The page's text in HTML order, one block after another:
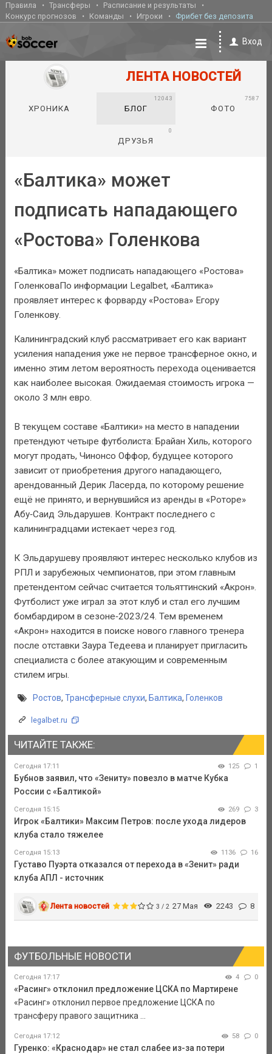
Правила Трансферы
Расписание и результаты
Конкурс прогнозов
Команды Игроки Фрибет без депозита
Вход
ЛЕНТА НОВОСТЕЙ
ХРОНИКА БЛОГ
12043
ФОТО
7587
ДРУЗЬЯ
0
«Балтика» может
подписать нападающего
«Ростова» Голенкова
«Балтика» может подписать нападающего «Ростова»
ГоленковаПо информации Legalbet, «Балтика»
проявляет интерес к форварду «Ростова» Егору
Голенкову.
Калининградский клуб рассматривает его как вариант
усиления нападения уже не первое трансферное окно, и
именно этим летом вероятность перехода оценивается
как наиболее высокая. Ожидаемая стоимость игрока —
около 3 млн евро.
В текущем составе «Балтики» на место в нападении
претендуют четыре футболиста: Брайан Хиль, которого
могут продать, Чинонсо Оффор, будущее которого
зависит от приобретения другого нападающего,
арендованный Дерик Ласерда, по которому решение
ещё не принято, и вернувшийся из аренды в «Роторе»
Абу‑Саид Эльдарушев. Контракт последнего с
калининградцами истекает через год.
К Эльдарушеву проявляют интерес несколько клубов из
РПЛ и зарубежных чемпионатов, при этом главным
претендентом сейчас считается тольяттинский «Акрон».
Футболист уже играл за этот клуб и стал его лучшим
бомбардиром в сезоне‑2023/24. Тем временем
«Акрон» находится в поиске нового главного тренера
после отставки Заура Тедеева и планирует пригласить
специалиста с более атакующим и современным
стилем игры.
Ростов, Трансферные слухи, Балтика, Голенков
legalbet.ru
ЧИТАЙТЕ ТАКЖЕ:
Сегодня 17:11 125 1
Бубнов заявил, что «Зениту» повезло в матче Кубка
России с «Балтикой»
Сегодня 15:15 269 3
Игрок «Балтики» Максим Петров: после ухода лидеров
клуба стало тяжелее
Сегодня 15:13 1136 16
Густаво Пуэрта отказался от перехода в «Зенит» ради
клуба АПЛ - источник
Лента новостей 3 / 2 27 Мая 2243 8
ФУТБОЛЬНЫЕ НОВОСТИ
Сегодня 17:17 4 0
«Расинг» отклонил предложение ЦСКА по Мартирене
«Расинг» отклонил первое предложение ЦСКА по
трансферу правого защитника ...
Сегодня 17:12 58 0
Гуренко: «Краснодар» не стал слабее из-за потери